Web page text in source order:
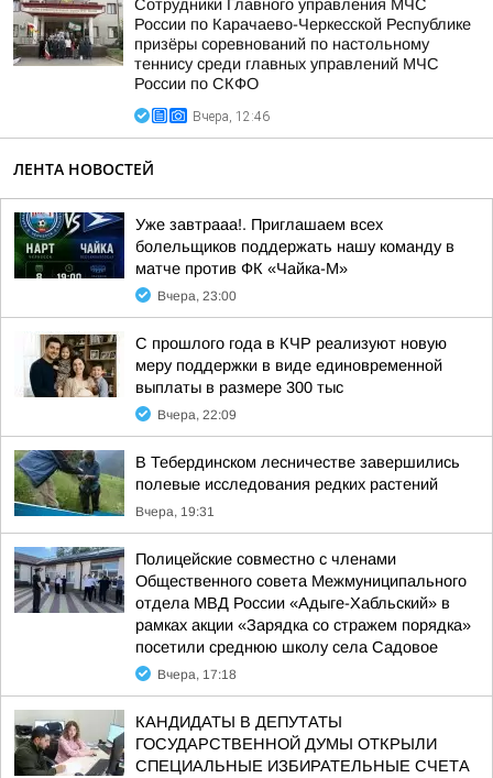
Сотрудники Главного управления МЧС
России по Карачаево-Черкесской Республике
призёры соревнований по настольному
теннису среди главных управлений МЧС
России по СКФО
Вчера, 12:46
ЛЕНТА НОВОСТЕЙ
Уже завтрааа!. Приглашаем всех
болельщиков поддержать нашу команду в
матче против ФК «Чайка-М»
Вчера, 23:00
С прошлого года в КЧР реализуют новую
меру поддержки в виде единовременной
выплаты в размере 300 тыс
Вчера, 22:09
В Тебердинском лесничестве завершились
полевые исследования редких растений
Вчера, 19:31
Полицейские совместно с членами
Общественного совета Межмуниципального
отдела МВД России «Адыге-Хабльский» в
рамках акции «Зарядка со стражем порядка»
посетили среднюю школу села Садовое
Вчера, 17:18
КАНДИДАТЫ В ДЕПУТАТЫ
ГОСУДАРСТВЕННОЙ ДУМЫ ОТКРЫЛИ
СПЕЦИАЛЬНЫЕ ИЗБИРАТЕЛЬНЫЕ СЧЕТА